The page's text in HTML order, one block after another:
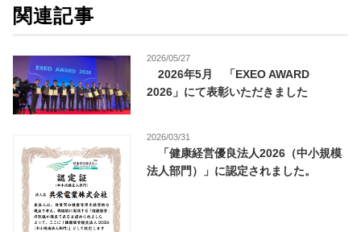
関連記事
2026/05/27
2026年5月 「EXEO AWARD
2026」にて表彰いただきました
2026/03/31
「健康経営優良法人2026（中小規模
法人部門）」に認定されました。